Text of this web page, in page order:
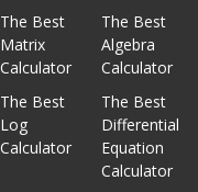
The Best
Matrix
Calculator
The Best
Algebra
Calculator
The Best
Log
Calculator
The Best
Differential
Equation
Calculator